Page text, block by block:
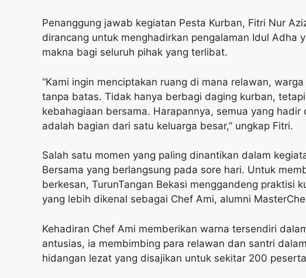
Penanggung jawab kegiatan Pesta Kurban, Fitri Nur
dirancang untuk menghadirkan pengalaman Idul Adha
makna bagi seluruh pihak yang terlibat.
“Kami ingin menciptakan ruang di mana relawan,
tanpa batas. Tidak hanya berbagi daging kurban,
kebahagiaan bersama. Harapannya, semua yang
adalah bagian dari satu keluarga besar,” ungkap Fitri.
Salah satu momen yang paling dinantikan dalam
Bersama yang berlangsung pada sore hari. Untuk
berkesan, TurunTangan Bekasi menggandeng praktisi
yang lebih dikenal sebagai Chef Ami, alumni
Kehadiran Chef Ami memberikan warna tersendiri
antusias, ia membimbing para relawan dan santri
hidangan lezat yang disajikan untuk sekitar 200